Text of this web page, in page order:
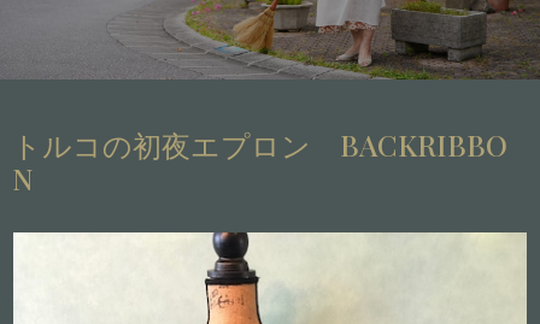
トルコの初夜エプロン BACKRIBBO
N